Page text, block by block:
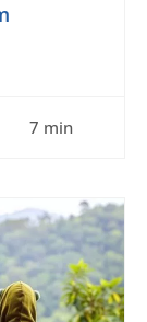
7 min